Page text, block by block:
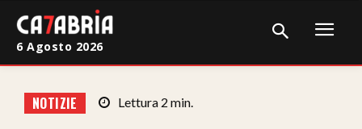
Cronaca
6 Agosto 2026
NOTIZIE Lettura 2 min.